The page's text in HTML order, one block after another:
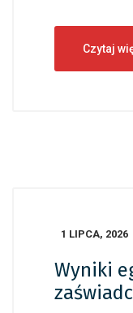
Czytaj
1 LIPCA, 2026
Wyniki